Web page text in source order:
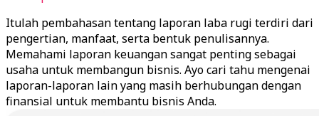
Itulah pembahasan tentang laporan laba rugi terdiri dari
pengertian, manfaat, serta bentuk penulisannya.
Memahami laporan keuangan sangat penting sebagai
usaha untuk membangun bisnis. Ayo cari tahu mengenai
laporan-laporan lain yang masih berhubungan dengan
finansial untuk membantu bisnis Anda.